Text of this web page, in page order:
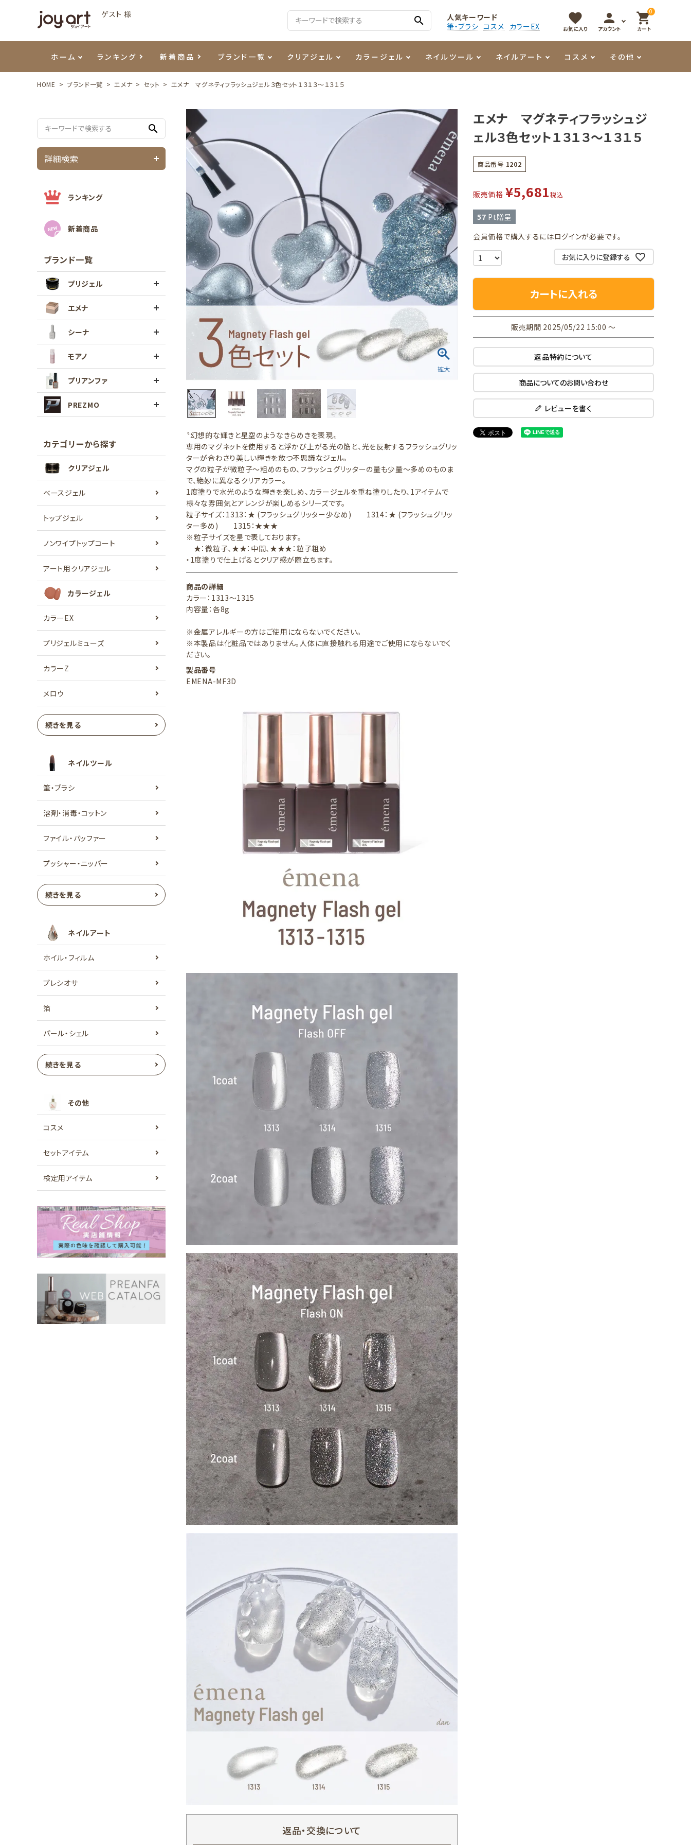
ゲスト 様
search
人気キーワード
筆・ブラシ コスメ カラーEX
favorite
お気に入り
person
アカウント
0
shopping_cart
カート
ホーム ランキング 新着商品 ブランド一覧
モアノ
クリアジェル カラージェル
ウェービージェル 3Dクレイジェル
マグネティジェル マグネティフラッシュジェル メタリックジェル
フラッシュジェル シーナカラージェルポリッシュ その他カラージェル
ネイルツール
ネイルケア用品 容器・ポーチ
ネイルマシン LEDライト その他ネイルツール
ネイルアート
メタルパーツ その他
コスメ その他
HOME ブランド一覧 エメナ セット エメナ マグネティフラッシュジェル３色セット１３１３～１３１５
search
詳細検索
ランキング
新着商品
ブランド一覧
プリジェル
エメナ
シーナ
モアノ
プリアンファ
PREZMO
カテゴリーから探す
クリアジェル
ベースジェル
トップジェル
ノンワイプトップコート
アート用クリアジェル
カラージェル
カラーEX
プリジェルミューズ
カラーZ
メロウ
続きを見る
ネイルツール
筆・ブラシ
溶剤・消毒・コットン
ファイル・バッファー
プッシャー・ニッパー
続きを見る
ネイルアート
ホイル・フィルム
プレシオサ
箔
パール・シェル
続きを見る
その他
コスメ
セットアイテム
検定用アイテム
〝幻想的な輝きと星空のようなきらめきを表現〟
専用のマグネットを使用すると浮かび上がる光の筋と、光を反射するフラッシュグリッ
ターが合わさり美しい輝きを放つ不思議なジェル。
マグの粒子が微粒子～粗めのもの、フラッシュグリッターの量も少量～多めのものま
で、絶妙に異なるクリアカラー。
1度塗りで水光のような輝きを楽しめ、カラージェルを重ね塗りしたり、1アイテムで
様々な雰囲気とアレンジが楽しめるシリーズです。
粒子サイズ：1313：★ (フラッシュグリッター少なめ) 1314：★ (フラッシュグリッ
ター多め) 1315：★★★
※粒子サイズを星で表しております。
★：微粒子、★★：中間、★★★：粒子粗め
・1度塗りで仕上げるとクリア感が際立ちます。
商品の詳細
カラー：1313～1315
内容量：各8g
※金属アレルギーの方はご使用にならないでください。
※本製品は化粧品ではありません。人体に直接触れる用途でご使用にならないでく
ださい。
製品番号
EMENA-MF3D
返品・交換について
エメナ マグネティフラッシュジ
ェル３色セット１３１３～１３１５
商品番号 1202
販売価格 ¥5,681税込
57 Pt贈呈
会員価格で購入するにはログインが必要です。
お気に入りに登録する
カートに入れる
販売期間 2025/05/22 15:00〜
返品特約について
商品についてのお問い合わせ
レビューを書く